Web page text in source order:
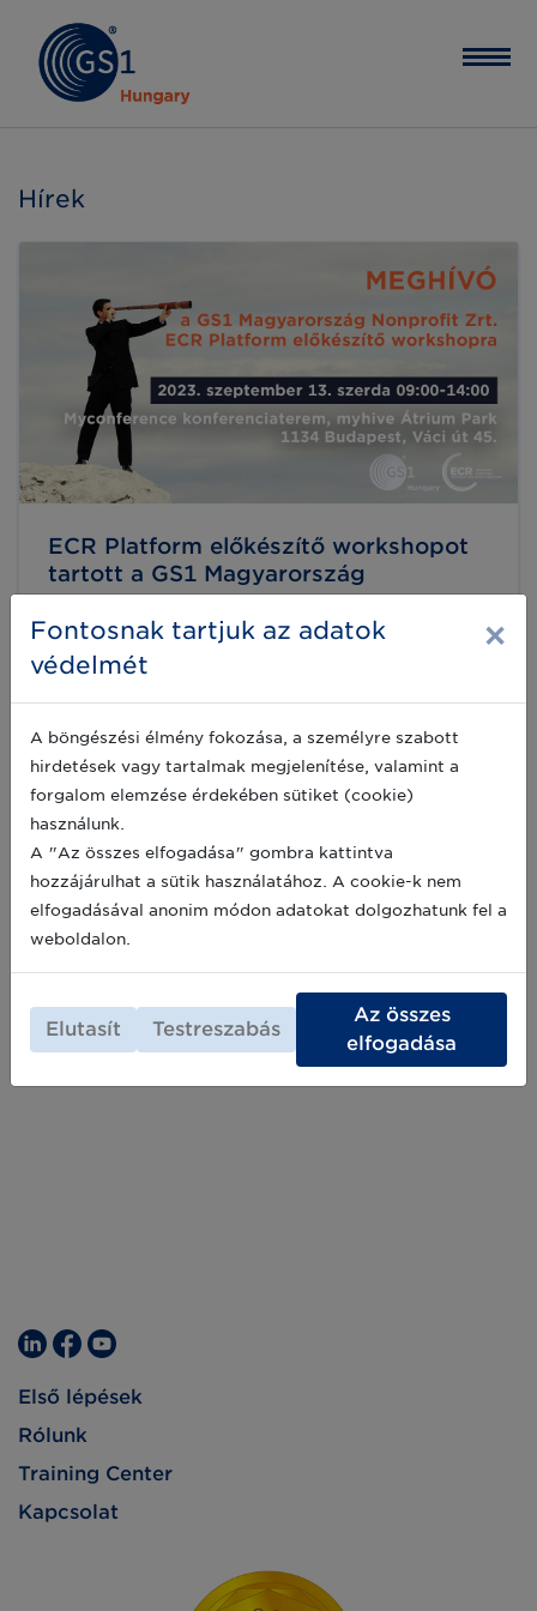
Hírek
ECR Platform előkészítő workshopot
tartott a GS1 Magyarország
ECR Community-hez, Magyarországon ECR
Platform néven semleges együttműködési
felületet kíván létrehozni a kereskedelmi iparág
képviselői számára a jó gyakorlatok
elősegítése érdekében. A GS1 Magyarország
célja, hogy a tagok aktív közreműködésével az
iparág képviselőit egységesen érintő
problémákra közös megoldások jöjjenek létre
együttes erővel.
2023-09-14
Csomagolástervezés
újrahasznosításra - a kiadvány már
elérhető magyarul
Az ECR Austria „Circular Packaging Design”
munkacsoportjának tagjai által összeállított
angol nyelvű kiadvány, a Packaging Design
For Recycling már elérhető magyar nyelven is
a GS1 Magyarország weboldalán. A kiadvány
nemzetközi ajánlások gyűjteménye a
csomagolások körforgásos szemléletű
tervezéséhez.
Első lépések
Rólunk
Training Center
Kapcsolat
Fontosnak tartjuk az adatok
védelmét
×
A böngészési élmény fokozása, a személyre szabott
hirdetések vagy tartalmak megjelenítése, valamint a
forgalom elemzése érdekében sütiket (cookie)
használunk.
A "Az összes elfogadása" gombra kattintva
hozzájárulhat a sütik használatához. A cookie-k nem
elfogadásával anonim módon adatokat dolgozhatunk fel a
weboldalon.
Elutasít Testreszabás
Az összes
elfogadása